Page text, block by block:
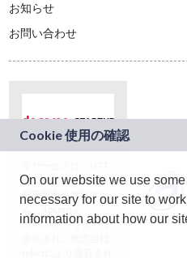
お知らせ
お問い合わせ
ドコモグループの新
規事業創出プログラ
ム「docomo
STARTUP」を通じて
On our website we use
necessary for our site to
information about how our